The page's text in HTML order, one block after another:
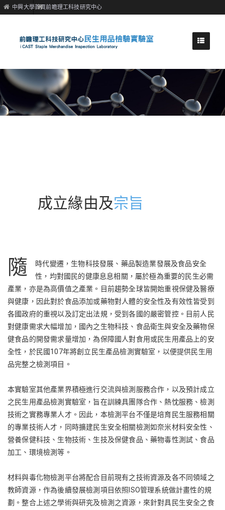
中興大學首頁前瞻理工科技研究中心
成立緣由及宗旨
隨
時代變遷，生物科技發展、藥品製造業發展及食品安全
性，均對國民的健康息息相關，屬於極為重要的民生必需
產業，亦是為高價值之產業。目前趨勢全球皆開始重視保健及醫療
與健康，因此對於食品添加或藥物對人體的安全性及有效性皆受到
各國政府的重視以及訂定出法規，受到各國的嚴密管控。目前人民
對健康需求大幅增加，國內之生物科技、食品衛生與安全及藥物保
健食品的開發需求量增加，為保障國人對食用或民生用產品上的安
全性，於民國107年將創立民生產品檢測實驗室，以便提供民生用
品完整之檢測項目。
本實驗室其他產業界積極進行交流與檢測服務合作，以及預計成立
之民生用產品檢測實驗室，旨在訓練具團隊合作、熱忱服務、檢測
技術之實務專業人才。因此，本檢測平台不僅是培育民生服務相關
的專業技術人才，同時擴建民生安全相關檢測如奈米材料安全性、
營養保健科技、生物技術、生技及保健食品、藥物毒性測試、食品
加工、環境檢測等。
材料與毒化物檢測平台將配合目前現有之技術資源及各不同領域之
教師資源，作為後續發展檢測項目依照ISO管理系統做計畫性的規
劃。整合上述之學術與研究及檢測之資源，來針對具民生安全之食